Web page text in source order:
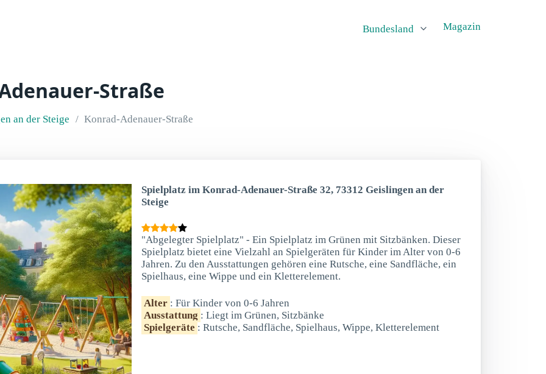
Bundesland Magazin
Straße
an der Steige Konrad-Adenauer-Straße
Spielplatz im Konrad-Adenauer-Straße 32, 73312 Geislingen an der
Steige
"Abgelegter Spielplatz" - Ein Spielplatz im Grünen mit Sitzbänken. Dieser
Spielplatz bietet eine Vielzahl an Spielgeräten für Kinder im Alter von 0-6
Jahren. Zu den Ausstattungen gehören eine Rutsche, eine Sandfläche, ein
Spielhaus, eine Wippe und ein Kletterelement.
Alter : Für Kinder von 0-6 Jahren
Ausstattung : Liegt im Grünen, Sitzbänke
Spielgeräte : Rutsche, Sandfläche, Spielhaus, Wippe, Kletterelement